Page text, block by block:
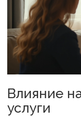
Влияние
услуги